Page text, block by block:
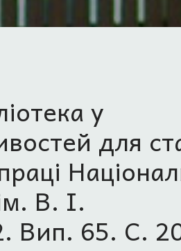
у
для
В. І.
Вип. 65. С.